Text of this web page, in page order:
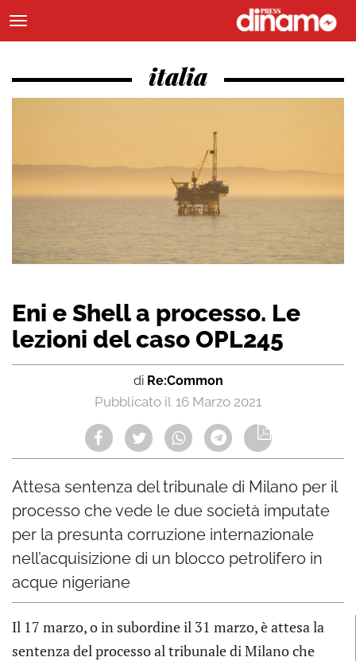
italia
Eni e Shell a processo. Le
lezioni del caso OPL245
di Re:Common
16 Marzo 2021
Attesa sentenza del tribunale di Milano per il
processo che vede le due società imputate
per la presunta corruzione internazionale
nell’acquisizione di un blocco petrolifero in
acque nigeriane
Il 17 marzo, o in subordine il 31 marzo, è attesa la
sentenza del processo al tribunale di Milano che